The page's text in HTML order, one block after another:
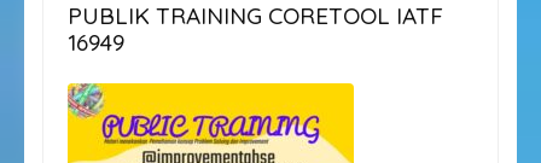
PUBLIK TRAINING CORETOOL IATF
16949